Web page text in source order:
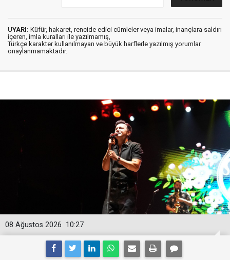
UYARI: Küfür, hakaret, rencide edici cümleler veya imalar, inançlara saldırı
içeren, imla kuralları ile yazılmamış,
Türkçe karakter kullanılmayan ve büyük harflerle yazılmış yorumlar
onaylanmamaktadır.
10:27
08 Ağustos 2026